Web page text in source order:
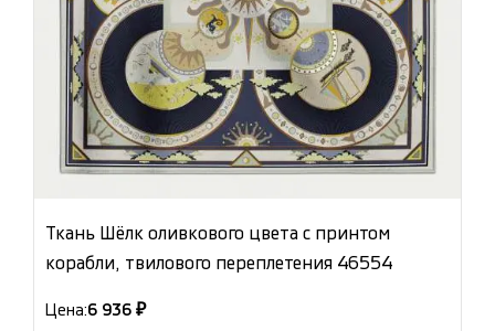
Ткань Шёлк оливкового цвета с принтом
корабли, твилового переплетения 46554
Цена:6 936 ₽